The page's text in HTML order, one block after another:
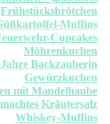
Frühstücksbrötchen
Muffins
Cupcakes
Möhrenkuchen
Backzauberin
Gewürzkuchen
mit Mandelhaube
Kräutersalz
Whiskey-Muffins